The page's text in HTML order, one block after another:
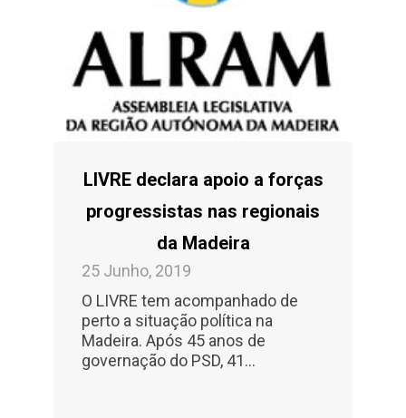
LIVRE declara apoio a forças
progressistas nas regionais
da Madeira
25 Junho, 2019
O LIVRE tem acompanhado de
perto a situação política na
Madeira. Após 45 anos de
governação do PSD, 41...